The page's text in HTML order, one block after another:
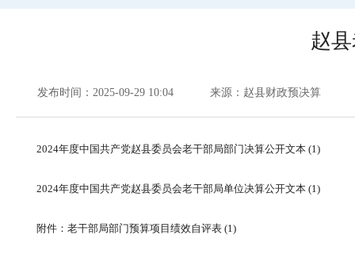
赵
发布时间：2025-09-29 10:04 来源：赵县财政预决算
2024年度中国共产党赵县委员会老干部局部门决算公开文本 (1)
2024年度中国共产党赵县委员会老干部局单位决算公开文本 (1)
附件：老干部局部门预算项目绩效自评表 (1)